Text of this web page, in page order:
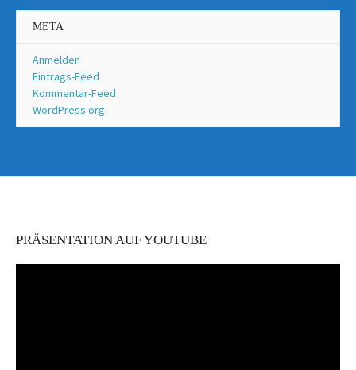
META
Anmelden
Eintrags-Feed
Kommentar-Feed
WordPress.org
PRÄSENTATION AUF YOUTUBE